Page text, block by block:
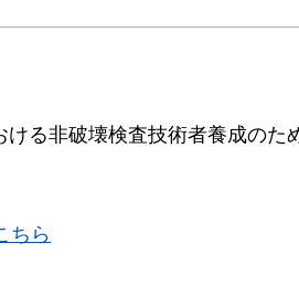
ける非破壊検査技術者養成の
ちら